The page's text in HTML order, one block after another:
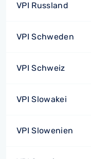
VPI Russland
VPI Schweden
VPI Schweiz
VPI Slowakei
VPI Slowenien